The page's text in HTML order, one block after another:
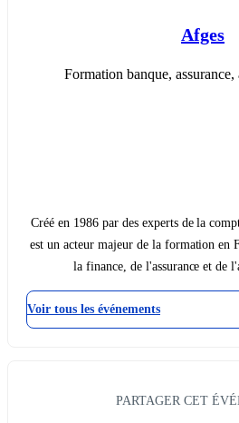
Afges
Formation banque, assurance,
Créé en 1986 par des experts de la
est un acteur majeur de la formation en
la finance, de l'assurance et de
Voir tous les événements
PARTAGER CET